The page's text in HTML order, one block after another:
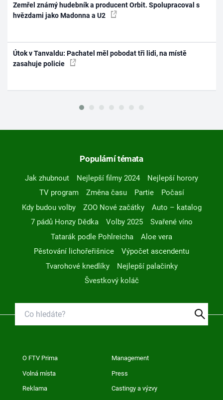
Zemřel známý hudebník a producent Orbit. Spolupracoval s
hvězdami jako Madonna a U2
Útok v Tanvaldu: Pachatel měl pobodat tři lidi, na místě
zasahuje policie
Populární témata
Jak zhubnout Nejlepší filmy 2024
Nejlepší horory
TV program
Změna času Partie
Počasí
Kdy budou volby
ZOO Nové začátky
Auto – katalog
7 pádů Honzy Dědka
Volby 2025
Svařené víno
Tatarák podle Pohlreicha
Aloe vera
Pěstování lichořeřišnice
Výpočet ascendentu
Tvarohové knedlíky
Nejlepší palačinky
Švestkový koláč
O FTV Prima Management
Volná místa Press
Reklama Castingy a výzvy